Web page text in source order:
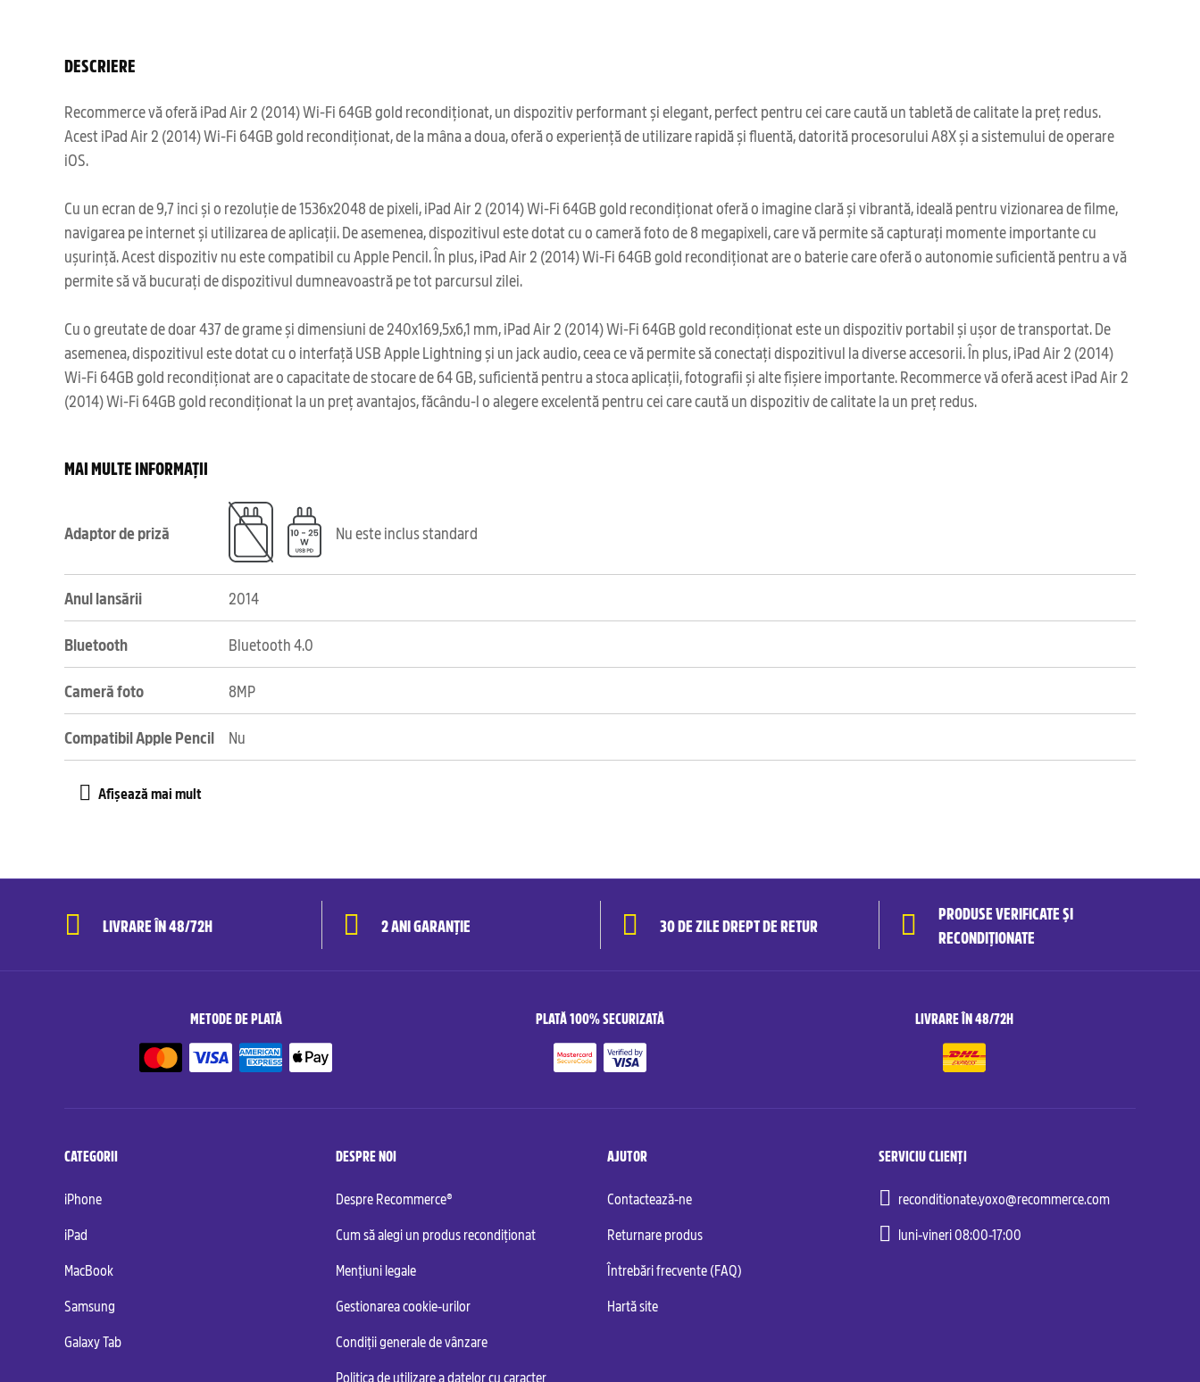
DESCRIERE
Recommerce vă oferă iPad Air 2 (2014) Wi-Fi 64GB gold recondiționat, un dispozitiv performant și elegant, perfect pentru cei care caută un tabletă de calitate la preț redus.
Acest iPad Air 2 (2014) Wi-Fi 64GB gold recondiționat, de la mâna a doua, oferă o experiență de utilizare rapidă și fluentă, datorită procesorului A8X și a sistemului de operare
iOS.
Cu un ecran de 9,7 inci și o rezoluție de 1536x2048 de pixeli, iPad Air 2 (2014) Wi-Fi 64GB gold recondiționat oferă o imagine clară și vibrantă, ideală pentru vizionarea de filme,
navigarea pe internet și utilizarea de aplicații. De asemenea, dispozitivul este dotat cu o cameră foto de 8 megapixeli, care vă permite să capturați momente importante cu
ușurință. Acest dispozitiv nu este compatibil cu Apple Pencil. În plus, iPad Air 2 (2014) Wi-Fi 64GB gold recondiționat are o baterie care oferă o autonomie suficientă pentru a vă
permite să vă bucurați de dispozitivul dumneavoastră pe tot parcursul zilei.
Cu o greutate de doar 437 de grame și dimensiuni de 240x169,5x6,1 mm, iPad Air 2 (2014) Wi-Fi 64GB gold recondiționat este un dispozitiv portabil și ușor de transportat. De
asemenea, dispozitivul este dotat cu o interfață USB Apple Lightning și un jack audio, ceea ce vă permite să conectați dispozitivul la diverse accesorii. În plus, iPad Air 2 (2014)
Wi-Fi 64GB gold recondiționat are o capacitate de stocare de 64 GB, suficientă pentru a stoca aplicații, fotografii și alte fișiere importante. Recommerce vă oferă acest iPad Air 2
(2014) Wi-Fi 64GB gold recondiționat la un preț avantajos, făcându-l o alegere excelentă pentru cei care caută un dispozitiv de calitate la un preț redus.
MAI MULTE INFORMAȚII
Adaptor de priză Nu este inclus standard
Anul lansării 2014
Bluetooth Bluetooth 4.0
Cameră foto 8MP
Compatibil Apple Pencil Nu
LIVRARE ÎN 48/72H 2 ANI GARANȚIE 30 DE ZILE DREPT DE RETUR
PRODUSE VERIFICATE ȘI
RECONDIȚIONATE
METODE DE PLATĂ PLATĂ 100% SECURIZATĂ LIVRARE ÎN 48/72H
CATEGORII
iPhone
iPad
MacBook
Samsung
Galaxy Tab
DESPRE NOI
Despre Recommerce®
Cum să alegi un produs recondiționat
Mențiuni legale
Gestionarea cookie-urilor
Condiții generale de vânzare
Politica de utilizare a datelor cu caracter
AJUTOR
Contactează-ne
Returnare produs
Întrebări frecvente (FAQ)
Hartă site
SERVICIU CLIENȚI
reconditionate.yoxo@recommerce.com
luni-vineri 08:00-17:00